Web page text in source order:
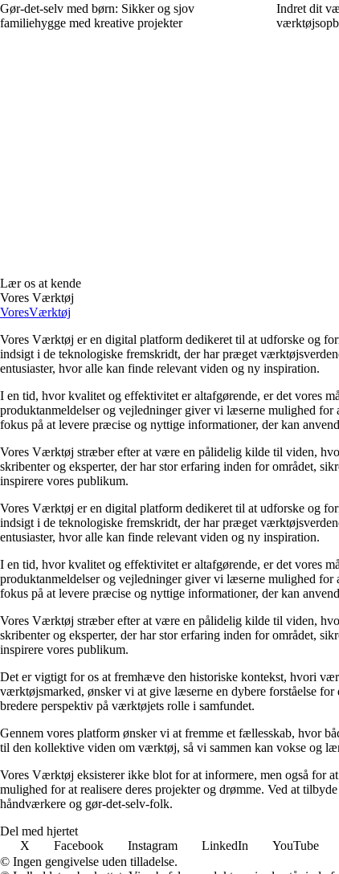
Gør-det-selv med børn: Sikker og sjov
familiehygge med kreative projekter
Indret dit
Lær os at kende
Vores Værktøj
VoresVærktøj
Vores Værktøj er en digital platform dedikeret til at udforske og
indsigt i de teknologiske fremskridt, der har præget
entusiaster, hvor alle kan finde relevant viden og ny inspiration.
I en tid, hvor kvalitet og effektivitet er altafgørende, er det vores
produktanmeldelser og vejledninger giver vi læserne mulighed for
fokus på at levere præcise og nyttige informationer, der kan
Vores Værktøj stræber efter at være en pålidelig kilde til viden,
skribenter og eksperter, der har stor erfaring inden for området,
inspirere vores publikum.
Vores Værktøj er en digital platform dedikeret til at udforske og
indsigt i de teknologiske fremskridt, der har præget
entusiaster, hvor alle kan finde relevant viden og ny inspiration.
I en tid, hvor kvalitet og effektivitet er altafgørende, er det vores
produktanmeldelser og vejledninger giver vi læserne mulighed for
fokus på at levere præcise og nyttige informationer, der kan
Vores Værktøj stræber efter at være en pålidelig kilde til viden,
skribenter og eksperter, der har stor erfaring inden for området,
inspirere vores publikum.
Det er vigtigt for os at fremhæve den historiske kontekst, hvori
værktøjsmarked, ønsker vi at give læserne en dybere forståelse
bredere perspektiv på værktøjets rolle i samfundet.
Gennem vores platform ønsker vi at fremme et fællesskab, hvor
til den kollektive viden om værktøj, så vi sammen kan vokse og
Vores Værktøj eksisterer ikke blot for at informere, men også for
mulighed for at realisere deres projekter og drømme. Ved at
håndværkere og gør-det-selv-folk.
Del med hjertet
X
Facebook Instagram LinkedIn YouTube
© Ingen gengivelse uden tilladelse.